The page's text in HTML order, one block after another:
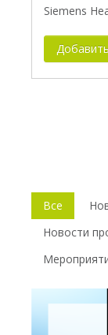
Siemens
Все
Новости